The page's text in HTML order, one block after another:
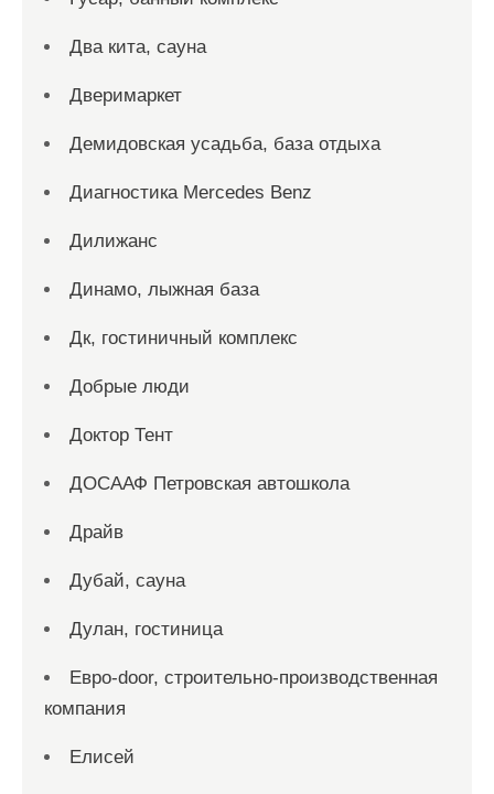
Два кита, сауна
Дверимаркет
Демидовская усадьба, база отдыха
Диагностика Mercedes Benz
Дилижанс
Динамо, лыжная база
Дк, гостиничный комплекс
Добрые люди
Доктор Тент
ДОСААФ Петровская автошкола
Драйв
Дубай, сауна
Дулан, гостиница
Евро-door, строительно-производственная
компания
Елисей